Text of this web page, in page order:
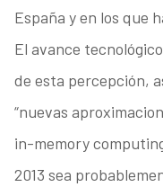
España y en los que
El avance
de esta percepción,
“nuevas
in-memory
2013 sea